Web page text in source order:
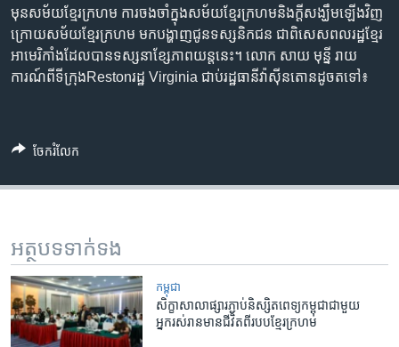
ទំព័រ​
ស្វែង​
រក
ភាសា 1080p
1080p
មុន​សម័យ​ខ្មែរ​ក្រហម ការ​ចងចាំ​ក្នុង​សម័យ​ខ្មែរក្រហម​​និង​ក្ដី​សង្ឃឹម​​ឡើង​វិញ​
ក្រោយ​សម័យ​ខ្មែរក្រហម មក​បង្ហាញ​ជូន​ទស្សនិកជន ជាពិសេស​ពលរដ្ឋ​ខ្មែរ​
អាមេរិកាំង​ដែល​បាន​ទស្សនា​ខ្សែភាពយន្ត​នេះ។ លោក សាយ មុន្នី រាយ
ការណ៍​ពី​ទីក្រុង​Reston​រដ្ឋ Virginia ជាប់​រដ្ឋធានី​វ៉ាស៊ីនតោន​ដូចតទៅ៖
ចែករំលែក
អត្ថបទ​ទាក់ទង
កម្ពុជា
សិក្ខាសាលាផ្សារភ្ជាប់និស្សិតពេទ្យកម្ពុជាជាមួយ
អ្នករស់រានមានជីវិតពីរបបខ្មែរក្រហម